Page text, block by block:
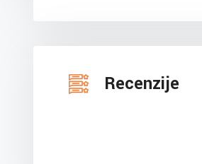
Recenzije